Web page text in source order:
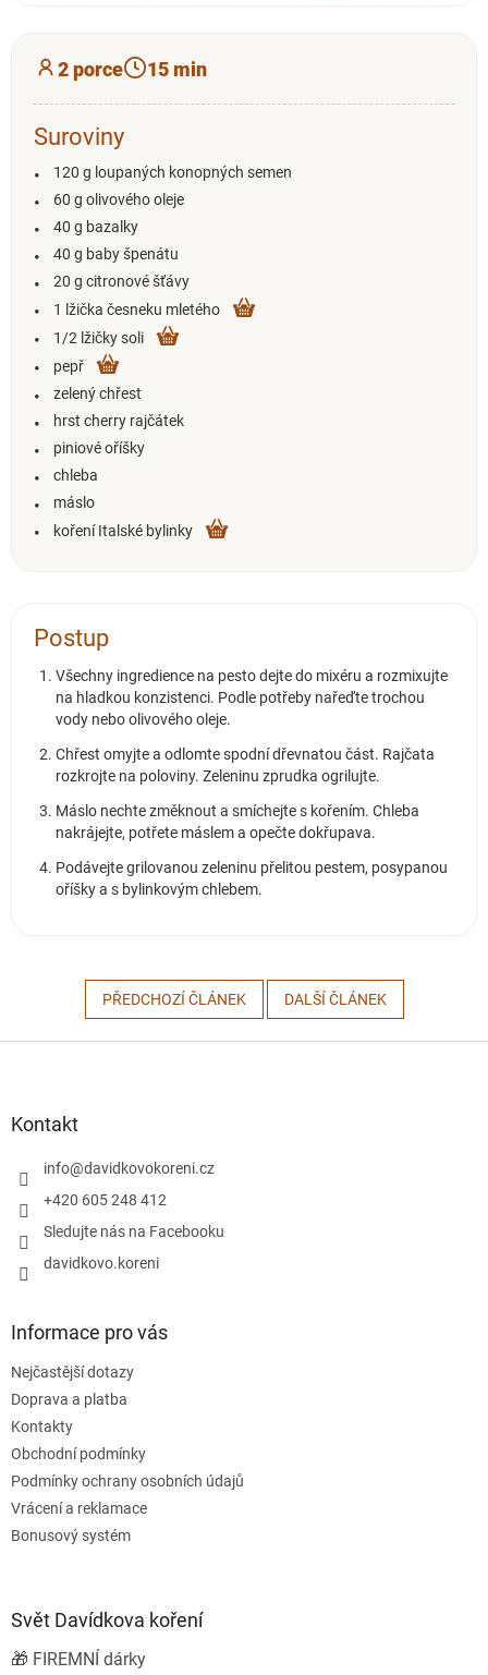
2 porce 15 min
Suroviny
120 g loupaných konopných semen
60 g olivového oleje
40 g bazalky
40 g baby špenátu
20 g citronové šťávy
1 lžička česneku mletého
1/2 lžičky soli
pepř
zelený chřest
hrst cherry rajčátek
piniové oříšky
chleba
máslo
koření Italské bylinky
Postup
Všechny ingredience na pesto dejte do mixéru a rozmixujte
na hladkou konzistenci. Podle potřeby nařeďte trochou
vody nebo olivového oleje.
Chřest omyjte a odlomte spodní dřevnatou část. Rajčata
rozkrojte na poloviny. Zeleninu zprudka ogrilujte.
Máslo nechte změknout a smíchejte s kořením. Chleba
nakrájejte, potřete máslem a opečte dokřupava.
Podávejte grilovanou zeleninu přelitou pestem, posypanou
oříšky a s bylinkovým chlebem.
PŘEDCHOZÍ ČLÁNEK DALŠÍ ČLÁNEK
Kontakt
info@davidkovokoreni.cz
+420 605 248 412
Sledujte nás na Facebooku
davidkovo.koreni
Informace pro vás
Nejčastější dotazy
Doprava a platba
Kontakty
Obchodní podmínky
Podmínky ochrany osobních údajů
Vrácení a reklamace
Bonusový systém
Svět Davídkova koření
🎁 FIREMNÍ dárky